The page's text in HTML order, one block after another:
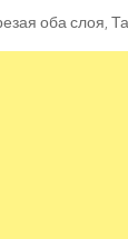
оба слоя,